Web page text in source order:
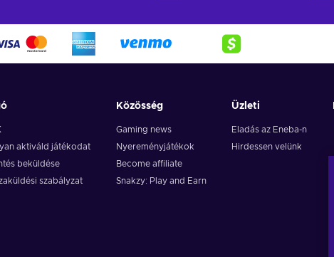
aktiváld játékodat
beküldése
szabályzat
Közösség
Gaming news
Nyereményjátékok
Become affiliate
Snakzy: Play and Earn
Üzleti
Eladás az Eneba-n
Hirdessen velünk